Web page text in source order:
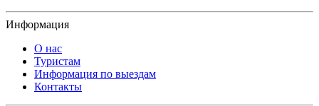
Информация
О нас
Туристам
Информация по выездам
Контакты